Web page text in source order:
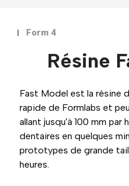
Form 4
Résine
Fast Model est la résine
rapide de Formlabs et
allant jusqu'à 100 mm par
dentaires en quelques
prototypes de grande
heures.